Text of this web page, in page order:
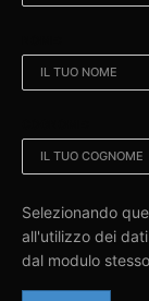
Selezionando
all'utilizzo dei
dal modulo